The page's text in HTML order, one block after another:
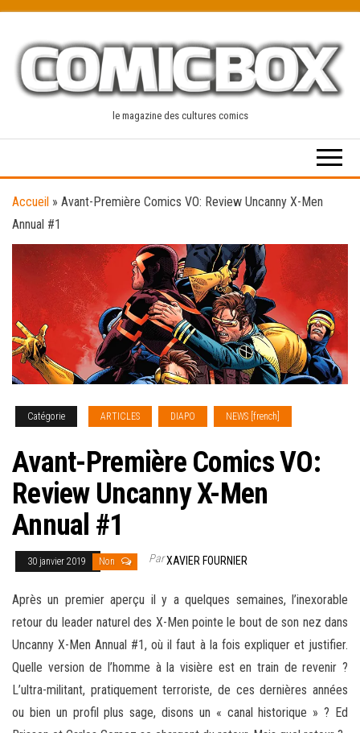
content
le magazine des cultures comics
Accueil » Avant-Première Comics VO: Review Uncanny X-Men
Annual #1
Catégorie ARTICLES DIAPO NEWS [french]
Avant-Première Comics VO:
Review Uncanny X-Men
Annual #1
30 janvier 2019 Non ParXAVIER FOURNIER
Après un premier aperçu il y a quelques semaines, l’inexorable
retour du leader naturel des X-Men pointe le bout de son nez dans
Uncanny X-Men Annual #1, où il faut à la fois expliquer et justifier.
Quelle version de l’homme à la visière est en train de revenir ?
L’ultra-militant, pratiquement terroriste, de ces dernières années
ou bien un profil plus sage, disons un « canal historique » ? Ed